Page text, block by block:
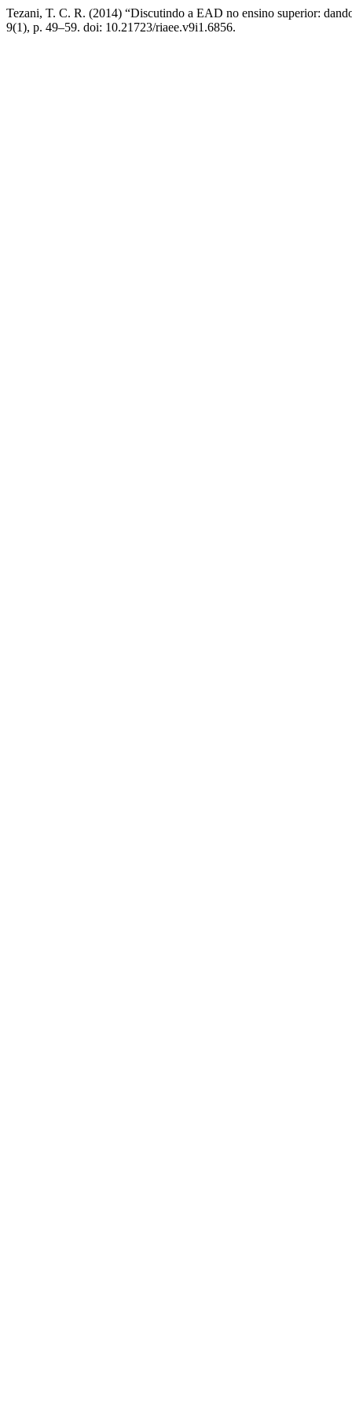
Tezani, T. C. R. (2014) “Discutindo a EAD no ensino superior:
9(1), p. 49–59. doi: 10.21723/riaee.v9i1.6856.